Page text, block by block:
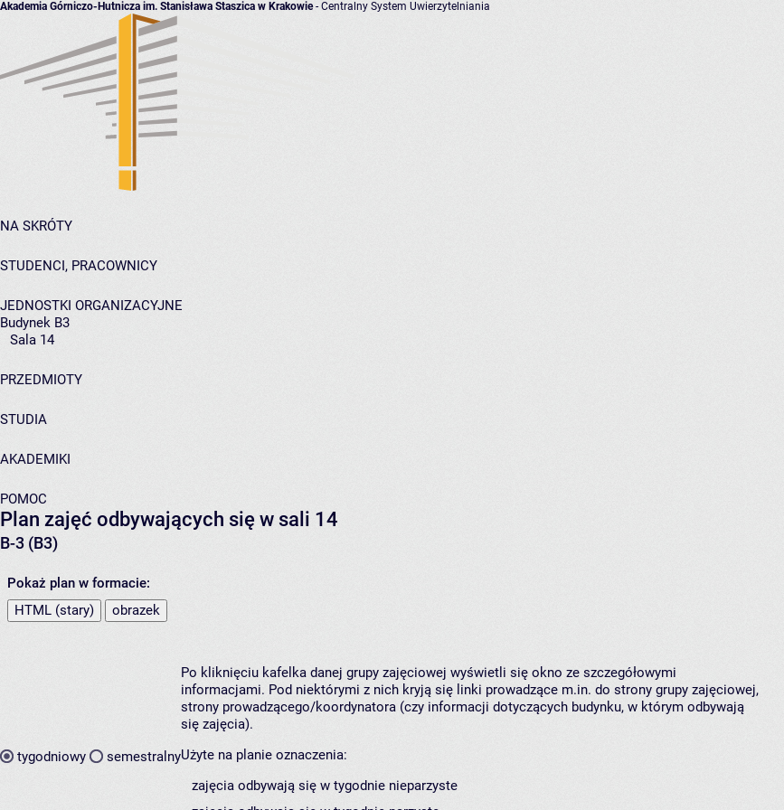
Akademia Górniczo-Hutnicza im. Stanisława Staszica w Krakowie- Centralny System Uwierzytelniania
NA SKRÓTY
STUDENCI, PRACOWNICY
JEDNOSTKI ORGANIZACYJNE
Budynek B3
Sala 14
PRZEDMIOTY
STUDIA
AKADEMIKI
POMOC
Plan zajęć odbywających się w sali 14
B-3 (B3)
Pokaż plan w formacie:
HTML (stary)
obrazek
tygodniowy semestralny
Po kliknięciu kafelka danej grupy zajęciowej wyświetli się okno ze szczegółowymi
informacjami. Pod niektórymi z nich kryją się linki prowadzące m.in. do strony grupy zajęciowej,
strony prowadzącego/koordynatora (czy informacji dotyczących budynku, w którym odbywają
się zajęcia).
Użyte na planie oznaczenia:
zajęcia odbywają się w tygodnie nieparzyste